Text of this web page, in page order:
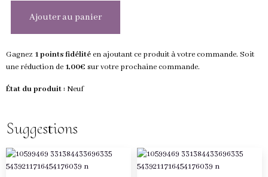
Ajouter au panier
Gagnez 1 points fidélitéen ajoutant ce produit à votre commande. Soit
une réduction de 1,00€ sur votre prochaine commande.
État du produit :Neuf
Suggestions